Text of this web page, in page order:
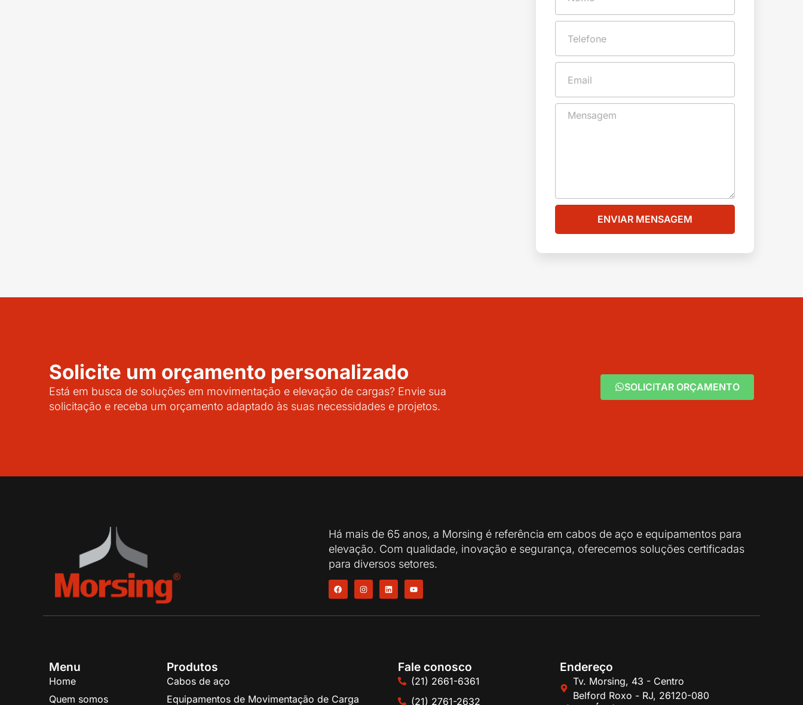
ENVIAR MENSAGEM
Solicite um orçamento personalizado
Está em busca de soluções em movimentação e elevação de cargas? Envie sua
solicitação e receba um orçamento adaptado às suas necessidades e projetos.
SOLICITAR ORÇAMENTO
Há mais de 65 anos, a Morsing é referência em cabos de aço e equipamentos para
elevação. Com qualidade, inovação e segurança, oferecemos soluções certificadas
para diversos setores.
Menu
Home
Quem somos
Produtos
Cabos de aço
Equipamentos de Movimentação de Carga
Fale conosco
(21) 2661-6361
(21) 2761-2632
Endereço
Tv. Morsing, 43 - Centro
Belford Roxo - RJ, 26120-080